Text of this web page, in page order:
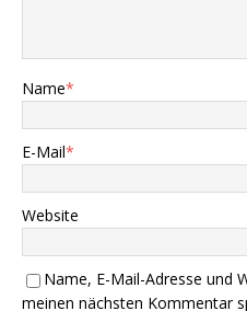
Name*
E-Mail*
Website
Name, E-Mail-Adresse und
meinen nächsten Kommentar